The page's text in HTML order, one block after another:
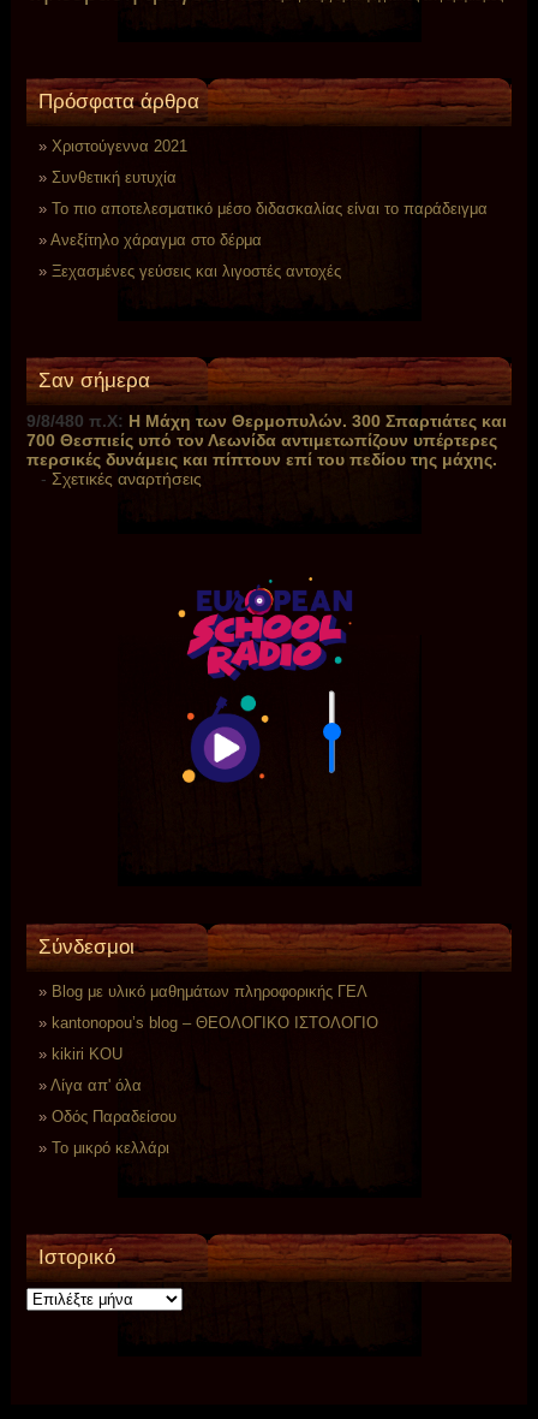
Πρόσφατα άρθρα
Χριστούγεννα 2021
Συνθετική ευτυχία
Το πιο αποτελεσματικό μέσο διδασκαλίας είναι το παράδειγμα
Ανεξίτηλο χάραγμα στο δέρμα
Ξεχασμένες γεύσεις και λιγοστές αντοχές
Σαν σήμερα
9/8/480 π.Χ: Η Μάχη των Θερμοπυλών. 300 Σπαρτιάτες και
700 Θεσπιείς υπό τον Λεωνίδα αντιμετωπίζουν υπέρτερες
περσικές δυνάμεις και πίπτουν επί του πεδίου της μάχης.
- Σχετικές αναρτήσεις
Σύνδεσμοι
Blog με υλικό μαθημάτων πληροφορικής ΓΕΛ
kantonopou’s blog – ΘΕΟΛΟΓΙΚΟ ΙΣΤΟΛΟΓΙΟ
kikiri KOU
Λίγα απ' όλα
Οδός Παραδείσου
Το μικρό κελλάρι
Ιστορικό
Ιστορικό